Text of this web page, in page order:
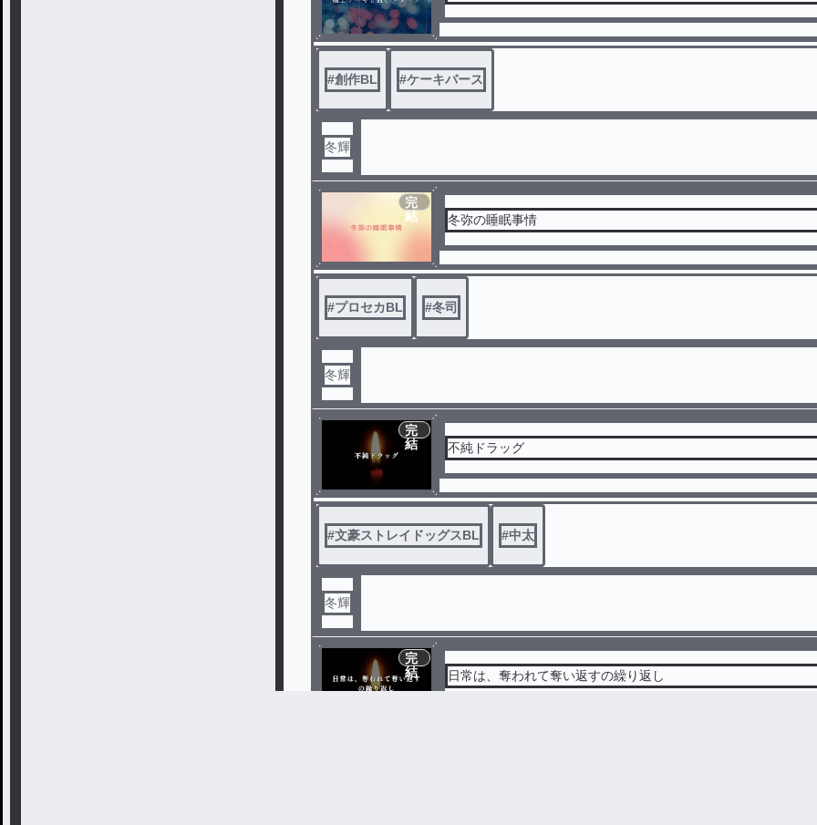
#創作BL #ケーキバース
冬輝
完
結
冬弥の睡眠事情
#プロセカBL #冬司
冬輝
完
結
不純ドラッグ
#文豪ストレイドッグスBL #中太
冬輝
完
結
日常は、奪われて奪い返すの繰り返し